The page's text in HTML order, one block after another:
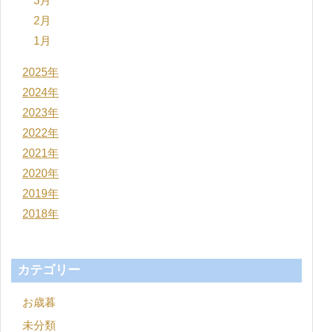
2月
1月
2025年
2024年
2023年
2022年
2021年
2020年
2019年
2018年
カテゴリー
お歳暮
未分類